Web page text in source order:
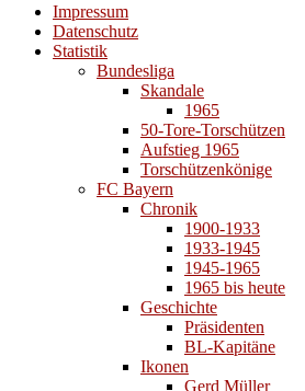
Impressum
Datenschutz
Statistik
Bundesliga
Skandale
1965
50-Tore-Torschützen
Aufstieg 1965
Torschützenkönige
FC Bayern
Chronik
1900-1933
1933-1945
1945-1965
1965 bis heute
Geschichte
Präsidenten
BL-Kapitäne
Ikonen
Gerd Müller